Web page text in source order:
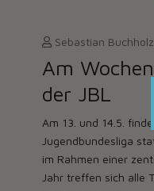
Sebastian Buchholz
Am
der JBL
Am 13. und 14.5.
Jugendbundesliga
im Rahmen einer
Jahr treffen sich alle